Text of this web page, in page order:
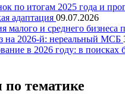
по итогам 2025 года и
адаптация 09.07.2026
малого и среднего бизнеса
на 2026-й: нереальный МСБ
в 2026 году: в поисках
тематике